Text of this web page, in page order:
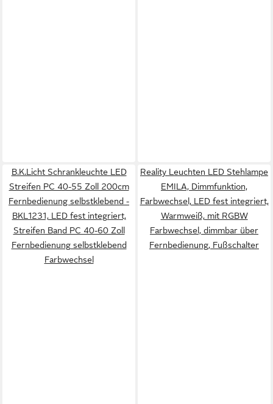
B.K.Licht Schrankleuchte LED
Streifen PC 40-55 Zoll 200cm
Fernbedienung selbstklebend -
BKL1231, LED fest integriert,
Streifen Band PC 40-60 Zoll
Fernbedienung selbstklebend
Farbwechsel
Reality Leuchten LED Stehlampe
EMILA, Dimmfunktion,
Farbwechsel, LED fest integriert,
Warmweiß, mit RGBW
Farbwechsel, dimmbar über
Fernbedienung, Fußschalter